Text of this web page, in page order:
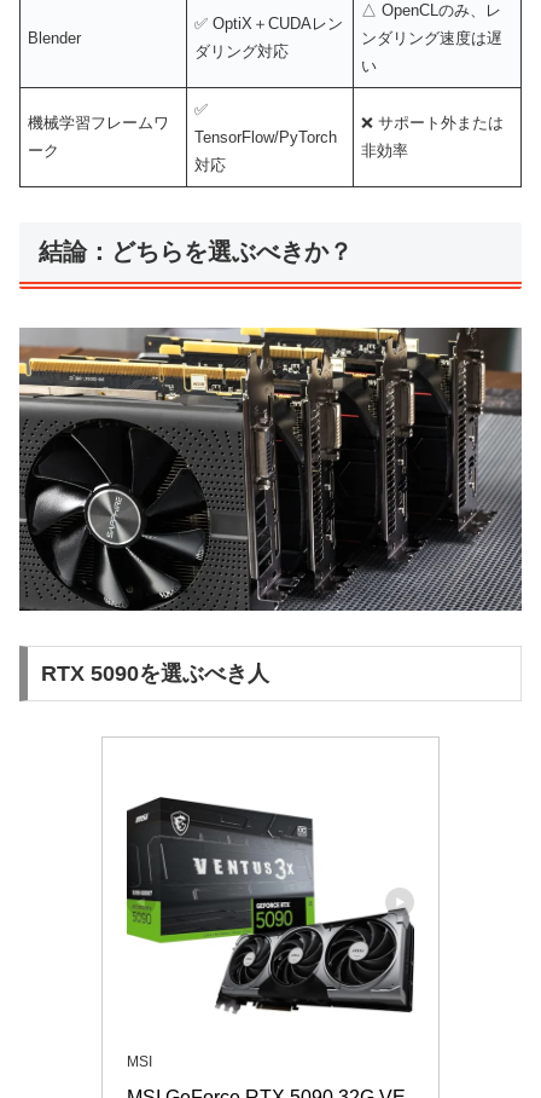
Blender
✅ OptiX＋CUDAレン
ダリング対応
△ OpenCLのみ、レ
ンダリング速度は遅
い
機械学習フレームワ
ーク
✅
TensorFlow/PyTorch
対応
❌ サポート外または
非効率
結論：どちらを選ぶべきか？
RTX 5090を選ぶべき人
MSI